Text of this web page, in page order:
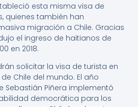
esta misma visa de
quienes también han
migración a Chile. Gracias
el ingreso de haitianos de
en 2018.
solicitar la visa de turista en
Chile del mundo. El año
Sebastián Piñera implementó
democrática para los